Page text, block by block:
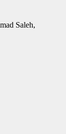
Saleh,